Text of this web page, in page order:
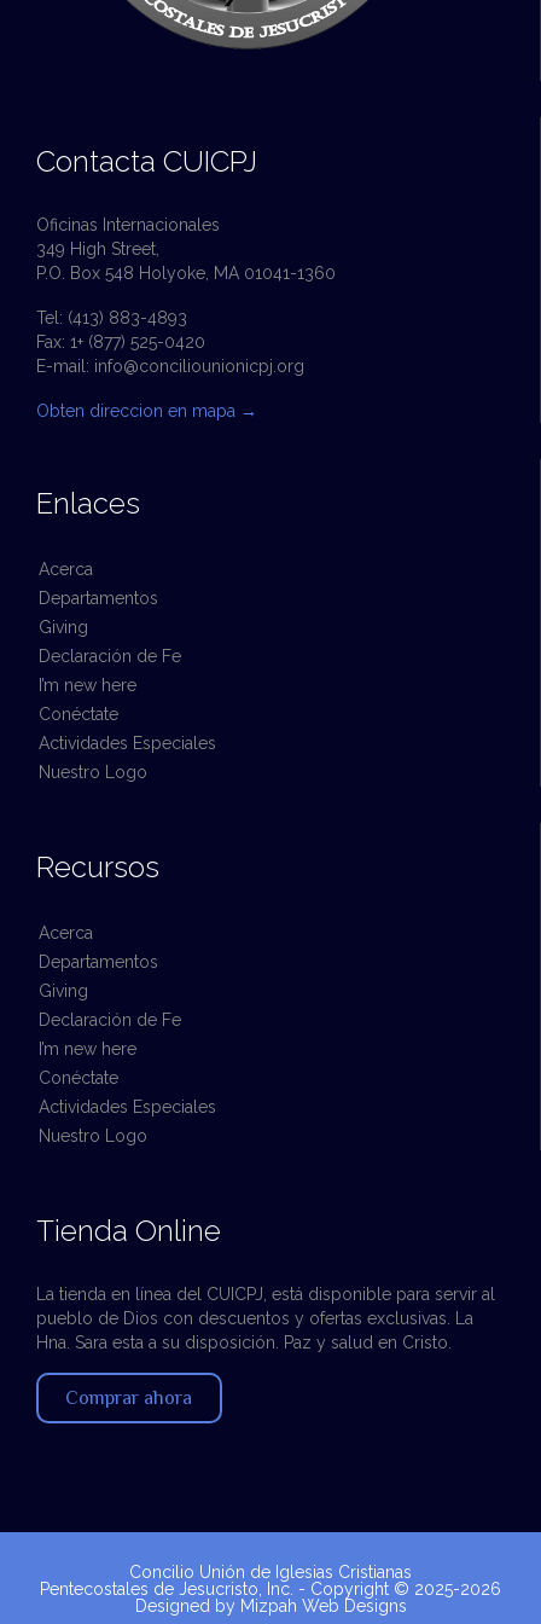
Contacta CUICPJ
Oficinas Internacionales
349 High Street,
P.O. Box 548 Holyoke, MA 01041-1360
Tel: (413) 883-4893
Fax: 1+ (877) 525-0420
E-mail: info@conciliounionicpj.org
Obten direccion en mapa →
Enlaces
Acerca
Departamentos
Giving
Declaración de Fe
I’m new here
Conéctate
Actividades Especiales
Nuestro Logo
Recursos
Acerca
Departamentos
Giving
Declaración de Fe
I’m new here
Conéctate
Actividades Especiales
Nuestro Logo
Tienda Online
La tienda en línea del CUICPJ, está disponible para servir al
pueblo de Dios con descuentos y ofertas exclusivas. La
Hna. Sara esta a su disposición. Paz y salud en Cristo.
Comprar ahora
Concilio Unión de Iglesias Cristianas
Pentecostales de Jesucristo, Inc. - Copyright © 2025-2026
Designed by Mizpah Web Designs